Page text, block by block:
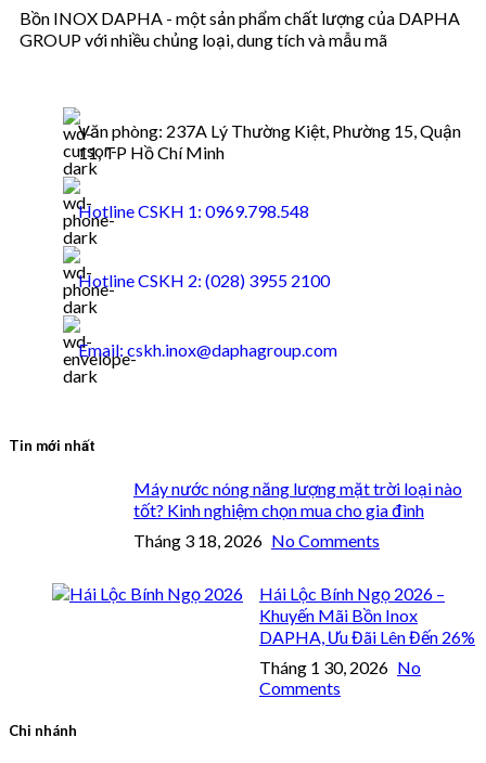
Bồn INOX DAPHA - một sản phẩm chất lượng của DAPHA
GROUP với nhiều chủng loại, dung tích và mẫu mã
Văn phòng: 237A Lý Thường Kiệt, Phường 15, Quận
11, TP Hồ Chí Minh
Hotline CSKH 1: 0969.798.548
Hotline CSKH 2: (028) 3955 2100
Email: cskh.inox@daphagroup.com
Tin mới nhất
Máy nước nóng năng lượng mặt trời loại nào
tốt? Kinh nghiệm chọn mua cho gia đình
Tháng 3 18, 2026 No Comments
Hái Lộc Bính Ngọ 2026 –
Khuyến Mãi Bồn Inox
DAPHA, Ưu Đãi Lên Đến 26%
Tháng 1 30, 2026 No
Comments
Chi nhánh